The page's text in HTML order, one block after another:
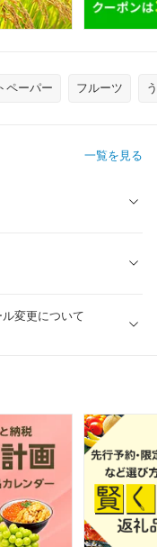
ペーパー フルーツ
一覧を見る
変更について